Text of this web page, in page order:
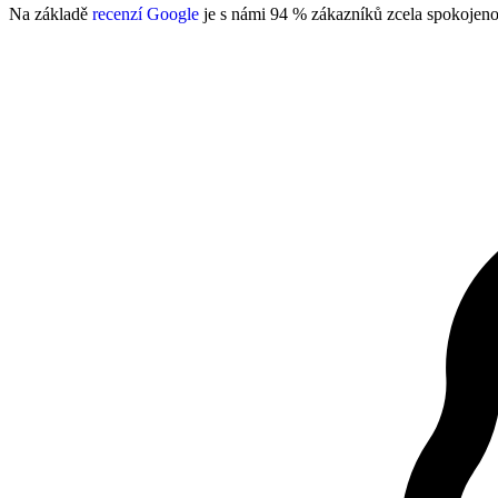
Na základě recenzí Google je s námi 94 % zákazníků zcela